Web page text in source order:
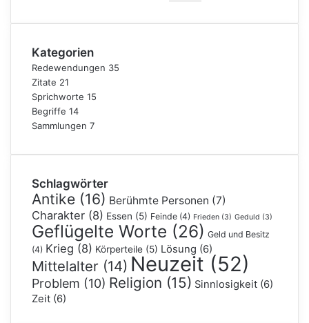
Kategorien
Redewendungen 35
Zitate 21
Sprichworte 15
Begriffe 14
Sammlungen 7
Schlagwörter
Antike (16) Berühmte Personen (7)
Charakter (8) Essen (5) Feinde (4) Frieden (3) Geduld (3)
Geflügelte Worte (26) Geld und Besitz
(4) Krieg (8) Körperteile (5) Lösung (6)
Mittelalter (14) Neuzeit (52)
Problem (10) Religion (15) Sinnlosigkeit (6)
Zeit (6)